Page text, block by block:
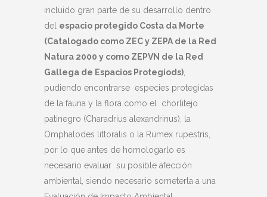
incluido gran parte de su desarrollo dentro
del espacio protegido Costa da Morte
(Catalogado como ZEC y ZEPA de la Red
Natura 2000 y como ZEPVN de la Red
Gallega de Espacios Protegiods)
pudiendo encontrarse especies protegidas
de la fauna y la flora como el chorlitejo
patinegro (Charadrius alexandrinus), la
Omphalodes littoralis o la Rumex rupestris,
por lo que antes de homologarlo es
necesario evaluar su posible afección
ambiental, siendo necesario someterla a una